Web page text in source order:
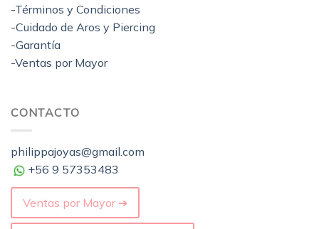
-Términos y Condiciones
-Cuidado de Aros y Piercing
-Garantía
-Ventas por Mayor
CONTACTO
philippajoyas@gmail.com
+56 9 57353483
Ventas por Mayor ➔